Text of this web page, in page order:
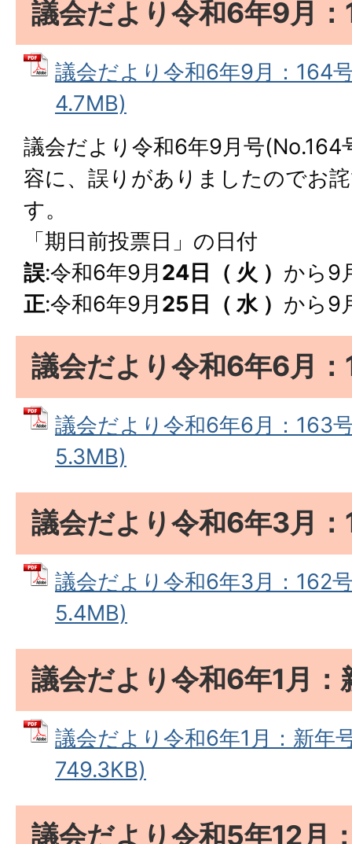
議会だより令和6年9月
議会だより令和6年9月：164
4.7MB)
議会だより令和6年9月号(No.164
容に、誤りがありましたのでお
す。
「期日前投票日」の日付
誤:令和6年9月 24日（ 火 ） から9
正:令和6年9月 25日（ 水 ） から9
議会だより令和6年6月
議会だより令和6年6月：163
5.3MB)
議会だより令和6年3月
議会だより令和6年3月：162
5.4MB)
議会だより令和6年1月：
議会だより令和6年1月：新年
749.3KB)
議会だより令和5年12月